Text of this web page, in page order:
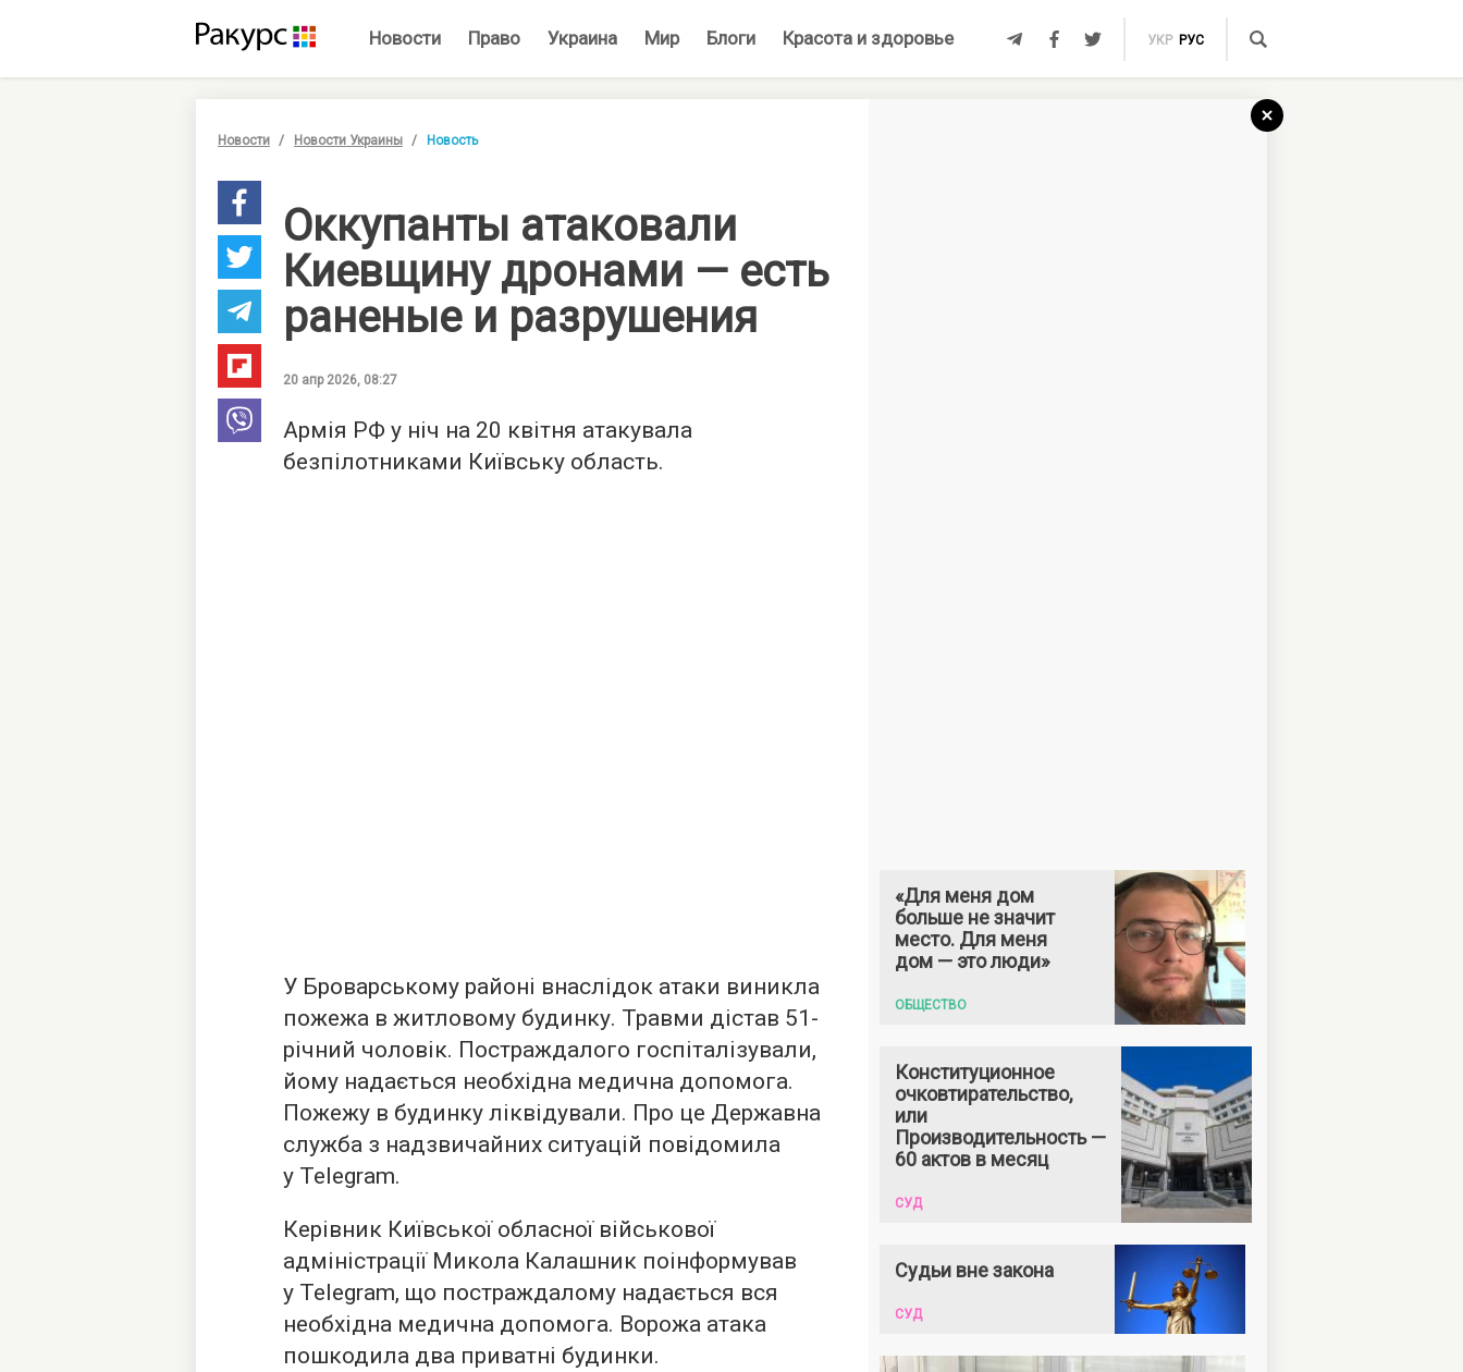
Новости Право Украина Мир Блоги Красота и здоровье УКР РУС
Новости Новости Украины Новость
Оккупанты атаковали
Киевщину дронами — есть
раненые и разрушения
20 апр 2026, 08:27
Армія РФ у ніч на 20 квітня атакувала
безпілотниками Київську область.
У Броварському районі внаслідок атаки виникла
пожежа в житловому будинку. Травми дістав 51-
річний чоловік. Постраждалого госпіталізували,
йому надається необхідна медична допомога.
Пожежу в будинку ліквідували. Про це Державна
служба з надзвичайних ситуацій повідомила
у Telegram.
Керівник Київської обласної військової
адміністрації Микола Калашник поінформував
у Telegram, що постраждалому надається вся
необхідна медична допомога. Ворожа атака
пошкодила два приватні будинки.
«Для меня дом
больше не значит
место. Для меня
дом — это люди»
ОБЩЕСТВО
Конституционное
очковтирательство,
или
Производительность —
60 актов в месяц
СУД
Судьи вне закона
СУД